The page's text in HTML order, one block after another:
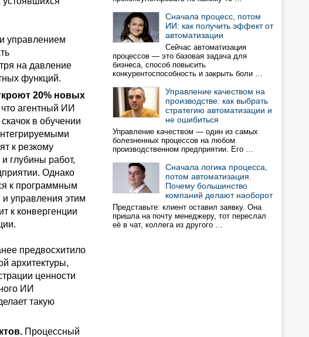
управлением
на давление
функций.
20% новых
агентный ИИ
в обучении
к резкому
глубины работ,
Однако
к программным
управления этим
к конвергенции
предвосхитило
архитектуры,
ценности
ИИ
такую
Процессный
Сначала процесс, потом
ИИ: как получить эффект от
автоматизации
Сейчас автоматизация
процессов — это базовая задача для
бизнеса, способ повысить
конкурентоспособность и закрыть боли …
Управление качеством на
производстве: как выбрать
стратегию автоматизации и
не ошибиться
Управление качеством — один из самых
болезненных процессов на любом
производственном предприятии. Его …
Сначала логика процесса,
потом автоматизация.
Почему большинство
компаний делают наоборот
Представьте: клиент оставил заявку. Она
пришла на почту менеджеру, тот переслал
её в чат, коллега из другого …